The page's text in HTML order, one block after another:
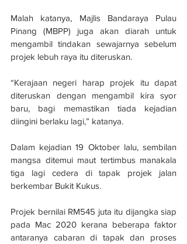
Malah katanya, Majlis Bandaraya Pulau
Pinang (MBPP) juga akan diarah untuk
mengambil tindakan sewajarnya sebelum
projek lebuh raya itu diteruskan.
“Kerajaan negeri harap projek itu dapat
diteruskan dengan mengambil kira syor
baru, bagi memastikan tiada kejadian
diingini berlaku lagi,” katanya.
Dalam kejadian 19 Oktober lalu, sembilan
mangsa ditemui maut tertimbus manakala
tiga lagi cedera di tapak projek jalan
berkembar Bukit Kukus.
Projek bernilai RM545 juta itu dijangka siap
pada Mac 2020 kerana beberapa faktor
antaranya cabaran di tapak dan proses